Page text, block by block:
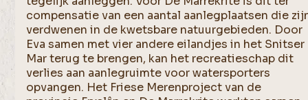
compensatie van een aantal aanlegplaatsen die
verdwenen in de kwetsbare natuurgebieden. Door
Eva samen met vier andere eilandjes in het Snitser
Mar terug te brengen, kan het recreatieschap dit
verlies aan aanlegruimte voor watersporters
opvangen. Het Friese Merenproject van de